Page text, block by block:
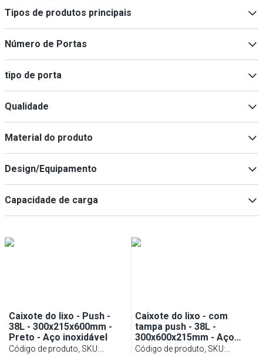
Min
Min
Tipos de produtos principais
Cinzeiro( 14 )
Prateleira de Especiarias
Carrinho de bandejas(8)
Número de Portas
tipo de porta
Qualidade
Premium( 3)
Material do produto
Aço inoxidável AISI 304
Alumínio( 4)
Metal(4)
Design/Equipamento
Dobrável( 5)
Capacidade de carga
Caixote do lixo - Push -
38L - 300x215x600mm -
Preto - Aço inoxidável
Código de produto, SKU:
Caixote do lixo - com
tampa push - 38L -
300x600x215mm - Aço
inoxidável - fecho suave
Código de produto, SKU: